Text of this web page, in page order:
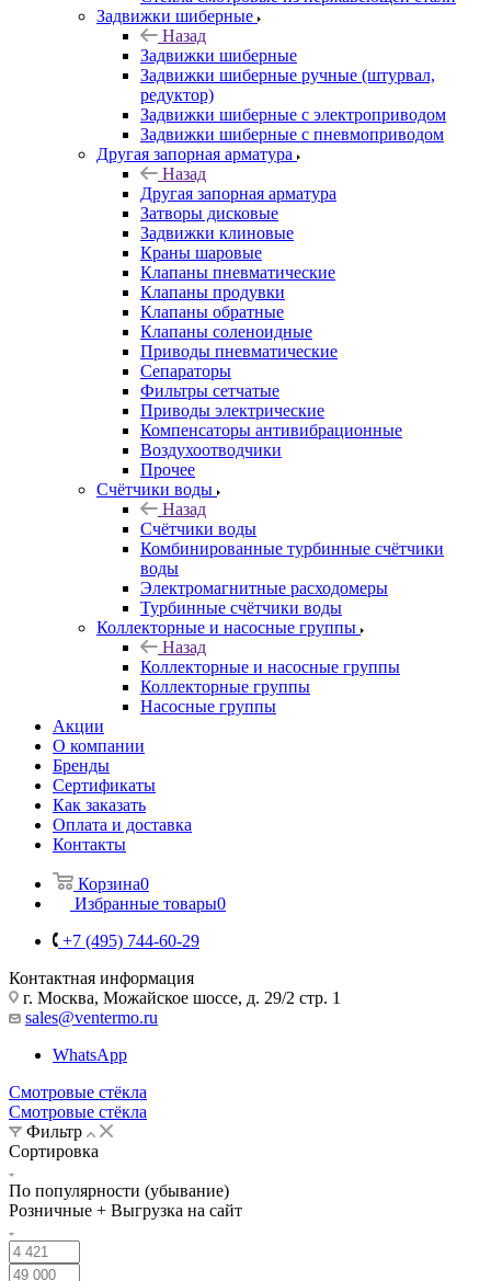
Задвижки шиберные
Назад
Задвижки шиберные
Задвижки шиберные ручные (штурвал,
редуктор)
Задвижки шиберные с электроприводом
Задвижки шиберные с пневмоприводом
Другая запорная арматура
Назад
Другая запорная арматура
Затворы дисковые
Задвижки клиновые
Краны шаровые
Клапаны пневматические
Клапаны продувки
Клапаны обратные
Клапаны соленоидные
Приводы пневматические
Сепараторы
Фильтры сетчатые
Приводы электрические
Компенсаторы антивибрационные
Воздухоотводчики
Прочее
Счётчики воды
Назад
Счётчики воды
Комбинированные турбинные счётчики
воды
Электромагнитные расходомеры
Турбинные счётчики воды
Коллекторные и насосные группы
Назад
Коллекторные и насосные группы
Коллекторные группы
Насосные группы
Акции
О компании
Бренды
Сертификаты
Как заказать
Оплата и доставка
Контакты
Корзина0
Избранные товары0
+7 (495) 744-60-29
Контактная информация
г. Москва, Можайское шоссе, д. 29/2 стр. 1
sales@ventermo.ru
WhatsApp
Смотровые стёкла
Смотровые стёкла
Фильтр
Сортировка
По популярности (убывание)
Розничные + Выгрузка на сайт